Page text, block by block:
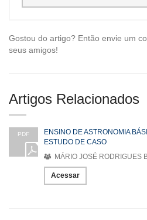
Gostou do artigo? Então envie um
seus amigos!
Artigos Relacionados
PDF
ENSINO DE ASTRONOMIA
ESTUDO DE CASO
MÁRIO JOSÉ RODRIGUES
Acessar